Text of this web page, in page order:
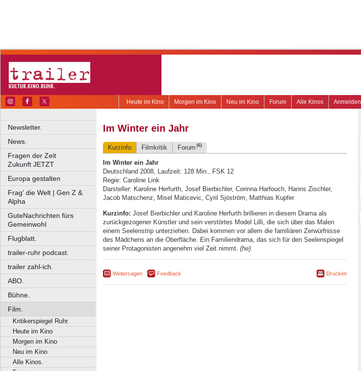
Anmelden
Alle Kinos
Forum
Neu im Kino
Morgen im Kino
Heute im Kino
Newsletter.
News.
Fragen der Zeit
Zukunft JETZT
Europa gestalten
Frag' die Welt | Gen Z &
Alpha
GuteNachrichten fürs
Gemeinwohl
Flugblatt.
trailer-ruhr podcast.
trailer zahl-ich.
ABO.
Bühne.
Film.
Kritikerspiegel Ruhr.
Heute im Kino
Morgen im Kino
Neu im Kino
Alle Kinos.
Im Winter ein Jahr
Kurzinfo Filmkritik Forum (6)
Im Winter ein Jahr
Deutschland 2008, Laufzeit: 128 Min., FSK 12
Regie: Caroline Link
Darsteller: Karoline Herfurth, Josef Bierbichler, Corinna Harfouch, Hanns Zischler,
Jacob Matschenz, Misel Maticevic, Cyril Sjöström, Matthias Kupfer
Kurzinfo: Josef Bierbichler und Karoline Herfurth brillieren in diesem Drama als
zurückgezogener Künstler und sein verstörtes Model Lilli, die sich über das Malen
einem Seelenstrip unterziehen. Dabei kommen vor allem die familiären Zerwürfnisse
des Mädchens an die Oberfläche. Ein Familiendrama, das sich für den Seelenspiegel
seiner Protagonisten angenehm viel Zeit nimmt. (he)
Weitersagen Feedback Drucken